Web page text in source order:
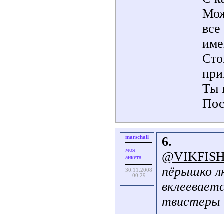
Ты
marschall
моя
анкета
30.11.2008
00:29
6.
пёрышко
твистеры